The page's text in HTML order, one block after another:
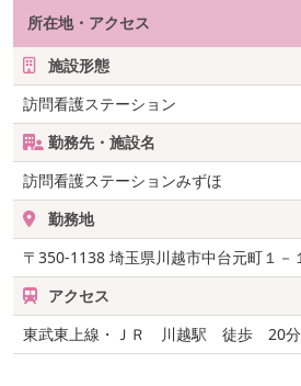
所在地・アクセス
施設形態
訪問看護ステーション
勤務先・施設名
訪問看護ステーションみずほ
勤務地
〒350-1138 埼玉県川越市中台元町１－
アクセス
東武東上線・ＪＲ 川越駅 徒歩 20分